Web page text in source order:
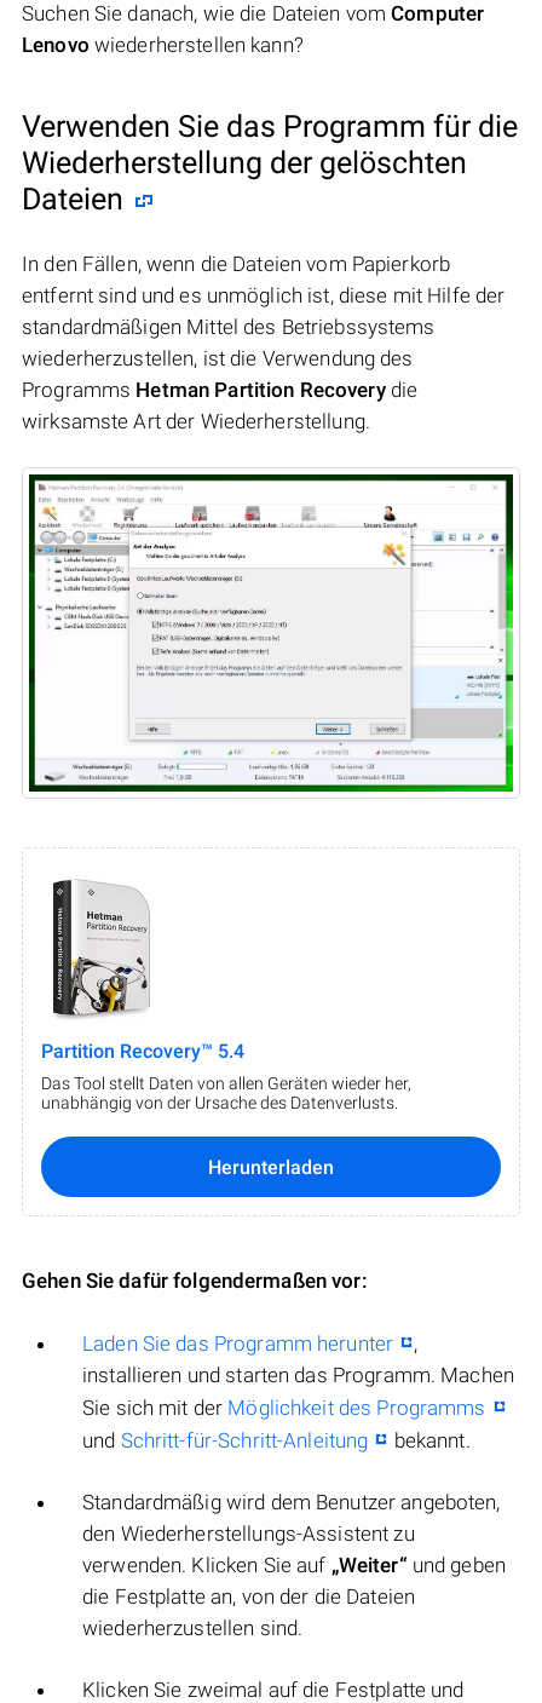
Suchen Sie danach, wie die Dateien vomComputer
Lenovo wiederherstellen kann?
Verwenden Sie das Programm für die
Wiederherstellung der gelöschten
Dateien
In den Fällen, wenn die Dateien vom Papierkorb
entfernt sind und es unmöglich ist, diese mit Hilfe der
standardmäßigen Mittel des Betriebssystems
wiederherzustellen, ist die Verwendung des
Programms Hetman Partition Recoverydie
wirksamste Art der Wiederherstellung.
Partition Recovery™ 5.4
Das Tool stellt Daten von allen Geräten wieder her,
unabhängig von der Ursache des Datenverlusts.
Herunterladen
Gehen Sie dafür folgendermaßen vor:
Laden Sie das Programm herunter
,
installieren und starten das Programm. Machen
Sie sich mit der Möglichkeit des Programms
und Schritt-für-Schritt-Anleitung bekannt.
Standardmäßig wird dem Benutzer angeboten,
den Wiederherstellungs-Assistent zu
verwenden. Klicken Sie auf „Weiter“ und geben
die Festplatte an, von der die Dateien
wiederherzustellen sind.
Klicken Sie zweimal auf die Festplatte und